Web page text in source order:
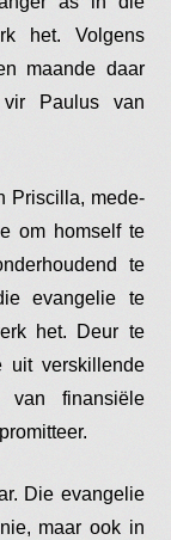
het. Volgens
maande daar
Paulus van
Priscilla, mede-
om homself te
te
evangelie te
het. Deur te
uit verskillende
finansiële
Die evangelie
maar ook in